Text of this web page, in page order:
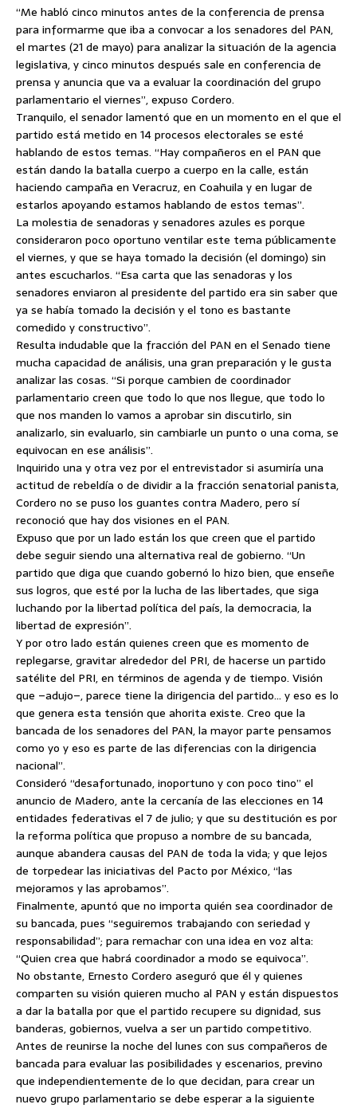
“Me habló cinco minutos antes de la conferencia de prensa
para informarme que iba a convocar a los senadores del PAN,
el martes (21 de mayo) para analizar la situación de la agencia
legislativa, y cinco minutos después sale en conferencia de
prensa y anuncia que va a evaluar la coordinación del grupo
parlamentario el viernes”, expuso Cordero.
Tranquilo, el senador lamentó que en un momento en el que el
partido está metido en 14 procesos electorales se esté
hablando de estos temas. “Hay compañeros en el PAN que
están dando la batalla cuerpo a cuerpo en la calle, están
haciendo campaña en Veracruz, en Coahuila y en lugar de
estarlos apoyando estamos hablando de estos temas”.
La molestia de senadoras y senadores azules es porque
consideraron poco oportuno ventilar este tema públicamente
el viernes, y que se haya tomado la decisión (el domingo) sin
antes escucharlos. “Esa carta que las senadoras y los
senadores enviaron al presidente del partido era sin saber que
ya se había tomado la decisión y el tono es bastante
comedido y constructivo”.
Resulta indudable que la fracción del PAN en el Senado tiene
mucha capacidad de análisis, una gran preparación y le gusta
analizar las cosas. “Si porque cambien de coordinador
parlamentario creen que todo lo que nos llegue, que todo lo
que nos manden lo vamos a aprobar sin discutirlo, sin
analizarlo, sin evaluarlo, sin cambiarle un punto o una coma, se
equivocan en ese análisis”.
Inquirido una y otra vez por el entrevistador si asumiría una
actitud de rebeldía o de dividir a la fracción senatorial panista,
Cordero no se puso los guantes contra Madero, pero sí
reconoció que hay dos visiones en el PAN.
Expuso que por un lado están los que creen que el partido
debe seguir siendo una alternativa real de gobierno. “Un
partido que diga que cuando gobernó lo hizo bien, que enseñe
sus logros, que esté por la lucha de las libertades, que siga
luchando por la libertad política del país, la democracia, la
libertad de expresión”.
Y por otro lado están quienes creen que es momento de
replegarse, gravitar alrededor del PRI, de hacerse un partido
satélite del PRI, en términos de agenda y de tiempo. Visión
que –adujo–, parece tiene la dirigencia del partido… y eso es lo
que genera esta tensión que ahorita existe. Creo que la
bancada de los senadores del PAN, la mayor parte pensamos
como yo y eso es parte de las diferencias con la dirigencia
nacional”.
Consideró “desafortunado, inoportuno y con poco tino” el
anuncio de Madero, ante la cercanía de las elecciones en 14
entidades federativas el 7 de julio; y que su destitución es por
la reforma política que propuso a nombre de su bancada,
aunque abandera causas del PAN de toda la vida; y que lejos
de torpedear las iniciativas del Pacto por México, “las
mejoramos y las aprobamos”.
Finalmente, apuntó que no importa quién sea coordinador de
su bancada, pues “seguiremos trabajando con seriedad y
responsabilidad”; para remachar con una idea en voz alta:
“Quien crea que habrá coordinador a modo se equivoca”.
No obstante, Ernesto Cordero aseguró que él y quienes
comparten su visión quieren mucho al PAN y están dispuestos
a dar la batalla por que el partido recupere su dignidad, sus
banderas, gobiernos, vuelva a ser un partido competitivo.
Antes de reunirse la noche del lunes con sus compañeros de
bancada para evaluar las posibilidades y escenarios, previno
que independientemente de lo que decidan, para crear un
nuevo grupo parlamentario se debe esperar a la siguiente